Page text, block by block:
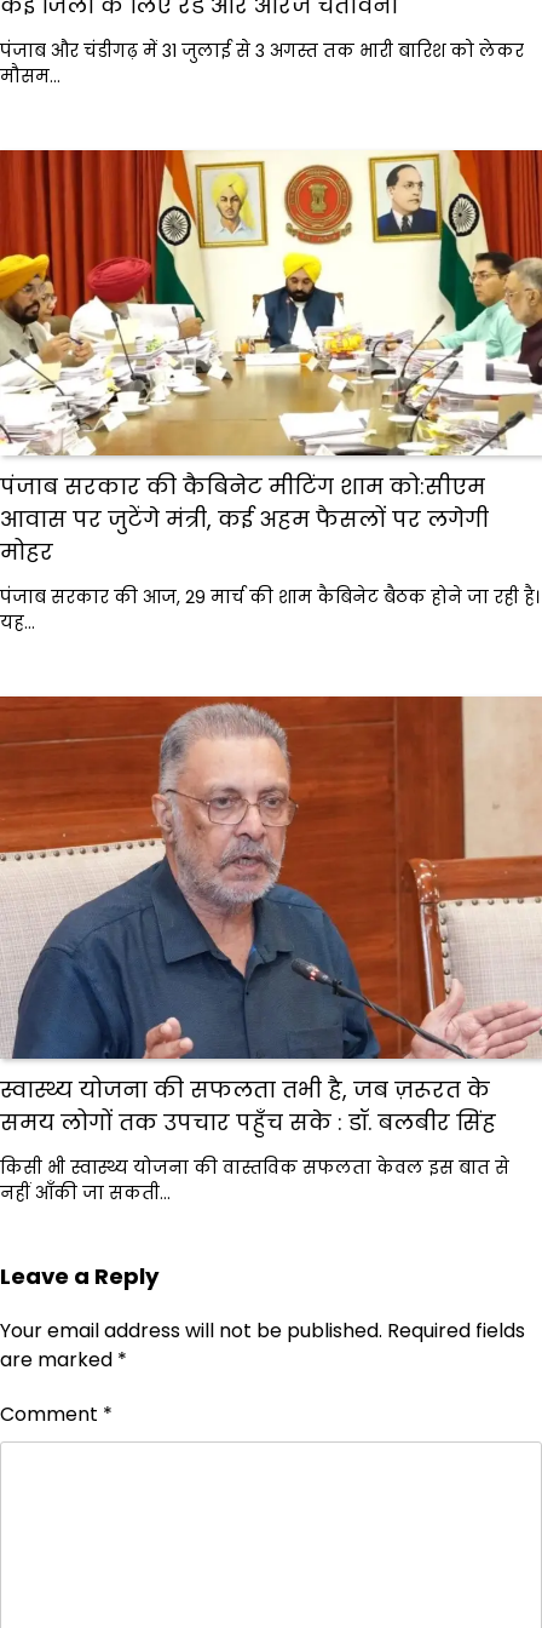
पंजाब और चंडीगढ़ में 31 जुलाई से 3 अगस्त तक भारी बारिश को लेकर
मौसम…
पंजाब सरकार की कैबिनेट मीटिंग शाम को:सीएम
आवास पर जुटेंगे मंत्री, कई अहम फैसलों पर लगेगी
मोहर
पंजाब सरकार की आज, 29 मार्च की शाम कैबिनेट बैठक होने जा रही है।
यह…
स्वास्थ्य योजना की सफलता तभी है, जब ज़रूरत के
समय लोगों तक उपचार पहुँच सके : डॉ. बलबीर सिंह
किसी भी स्वास्थ्य योजना की वास्तविक सफलता केवल इस बात से
नहीं आँकी जा सकती…
Leave a Reply
Your email address will not be published. Required fields
are marked *
Comment *